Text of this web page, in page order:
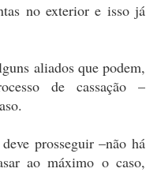
no exterior e isso já
aliados que podem,
de cassação –
prosseguir –não há
ao máximo o caso,